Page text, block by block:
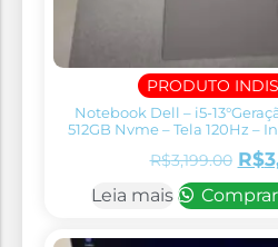
PRODUTO
Notebook Dell – i5-
512GB Nvme – Tela 120Hz –
R$3,199.00 R$
Leia mais